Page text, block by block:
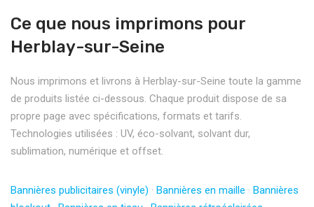
Ce que nous imprimons pour
Herblay-sur-Seine
Nous imprimons et livrons à Herblay-sur-Seine toute la gamme
de produits listée ci-dessous. Chaque produit dispose de sa
propre page avec spécifications, formats et tarifs.
Technologies utilisées : UV, éco-solvant, solvant dur,
sublimation, numérique et offset.
Bannières publicitaires (vinyle) · Bannières en maille · Bannières